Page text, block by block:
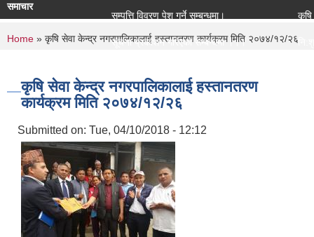
समाचार
सम्पत्ति विवरण पेश गर्ने सम्बन्धमा।
कृषि
सूचना प्रकाशन गरिएको सम्बन्धमा ।।।
You are here
Home » कृषि सेवा केन्द्र नगरपालिकालाई हस्तानतरण कार्यक्रम मिति २०७४/१२/२६
कृषि सेवा केन्द्र नगरपालिकालाई हस्तानतरण
कार्यक्रम मिति २०७४/१२/२६
Submitted on: Tue, 04/10/2018 - 12:12